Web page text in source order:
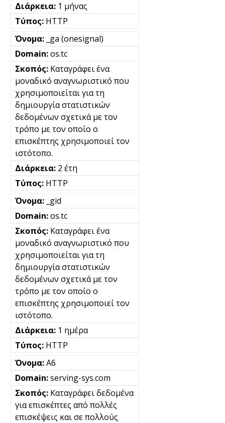
1 μήνας
HTTP
_ga (onesignal)
os.tc
Καταγράφει ένα
μοναδικό αναγνωριστικό που
χρησιμοποιείται για τη
δημιουργία στατιστικών
δεδομένων σχετικά με τον
τρόπο με τον οποίο ο
επισκέπτης χρησιμοποιεί τον
ιστότοπο.
2 έτη
HTTP
_gid
os.tc
Καταγράφει ένα
μοναδικό αναγνωριστικό που
χρησιμοποιείται για τη
δημιουργία στατιστικών
δεδομένων σχετικά με τον
τρόπο με τον οποίο ο
επισκέπτης χρησιμοποιεί τον
ιστότοπο.
1 ημέρα
HTTP
A6
serving-sys.com
Καταγράφει δεδομένα
για επισκέπτες από πολλές
επισκέψεις και σε πολλούς